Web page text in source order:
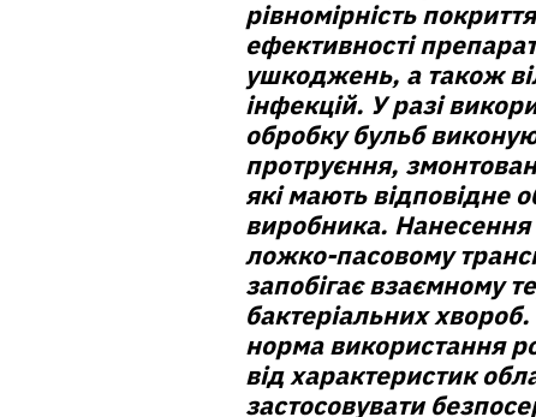
рівномірність
ефективності
ушкоджень, а також
інфекцій. У разі
обробку бульб
протруєння,
які мають відповідне
виробника. Нанесення
ложко-пасовому
запобігає взаємному
бактеріальних
норма використання
від характеристик
застосовувати